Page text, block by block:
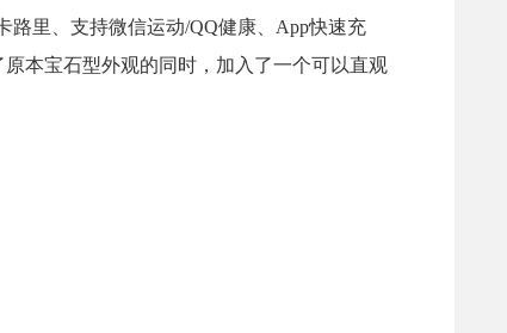
路里、支持微信运动/QQ健康、App快速充
本宝石型外观的同时，加入了一个可以直观